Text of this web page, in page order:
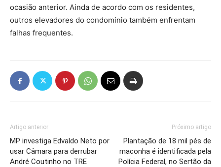
ocasião anterior. Ainda de acordo com os residentes,
outros elevadores do condomínio também enfrentam
falhas frequentes.
Artigo anterior
MP investiga Edvaldo Neto por
usar Câmara para derrubar
André Coutinho no TRE
Próximo artigo
Plantação de 18 mil pés de
maconha é identificada pela
Polícia Federal, no Sertão da